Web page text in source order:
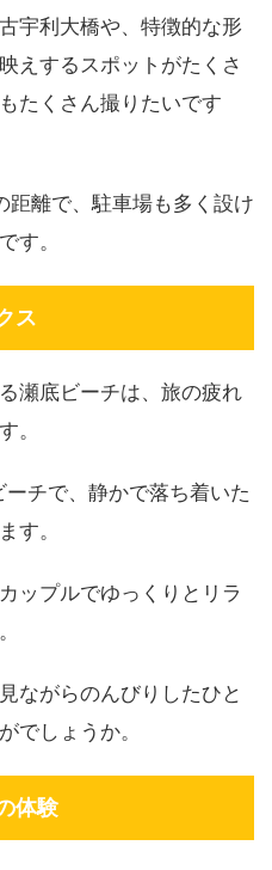
宇利大橋や、特徴的な形
えするスポットがたくさ
たくさん撮りたいです
距離で、駐車場も多く設け
す。
ス
瀬底ビーチは、旅の疲れ
。
チで、静かで落ち着いた
す。
ップルでゆっくりとリラ
ながらのんびりしたひと
でしょうか。
体験